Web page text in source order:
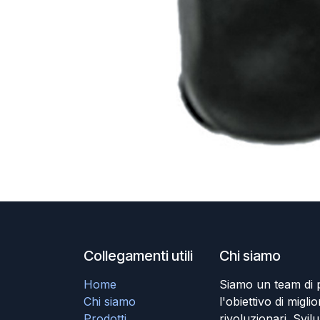
Collegamenti utili
Home
Chi siamo
Chi siamo
Siamo un team di
l'obiettivo di